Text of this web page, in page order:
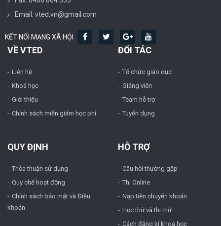
Email: vted.vn@gmail.com
KẾT NỐI MẠNG XÃ HỘI
VỀ VTED
Liên hệ
Khoá học
Giới thiệu
Chính sách miễn giảm học phí
ĐỐI TÁC
Tổ chức giáo dục
Giảng viên
Team hỗ trợ
Tuyển dụng
QUY ĐỊNH
Thỏa thuận sử dụng
Quy chế hoạt động
Chính sách bảo mật và Điều
khoản
HỖ TRỢ
Câu hỏi thường gặp
Thi Online
Nạp tiền chuyển khoản
Học thử và thi thử
Cách đăng kí khoá học